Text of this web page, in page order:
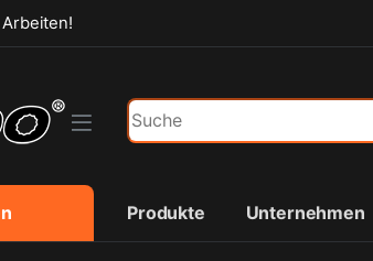
Arbeiten!
Search for:
Produkte Unternehmen